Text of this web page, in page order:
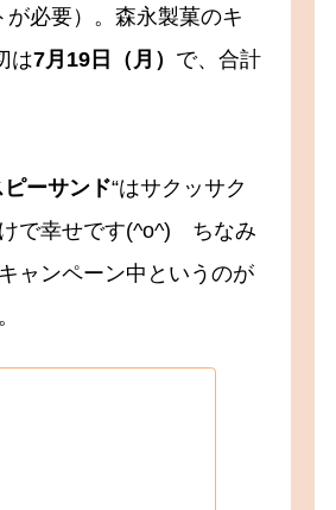
が必要）。森永製菓のキ
は7月19日（月） で、合計
ーサンド“はサクッサク
で幸せです(^o^) ちなみ
ャンペーン中というのが